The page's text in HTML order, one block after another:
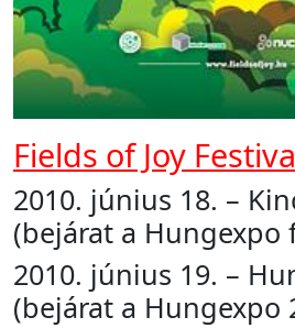
Fields of Joy
2010. június 18. –
(bejárat a Hungexpo
2010. június 19. –
(bejárat a Hungexpo